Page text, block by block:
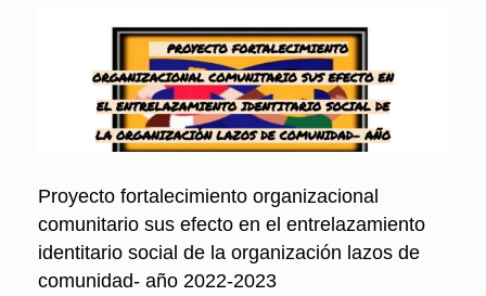
Proyecto fortalecimiento organizacional
comunitario sus efecto en el entrelazamiento
identitario social de la organización lazos de
comunidad- año 2022-2023